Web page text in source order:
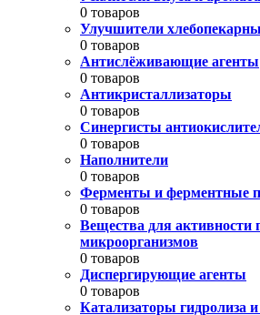
0 товаров
Улучшители
0 товаров
Антислёживающие агенты
0 товаров
Антикристаллизаторы
0 товаров
Синергисты
0 товаров
Наполнители
0 товаров
Ферменты и ферментные
0 товаров
Вещества для активности
микроорганизмов
0 товаров
Диспергирующие агенты
0 товаров
Катализаторы гидролиза